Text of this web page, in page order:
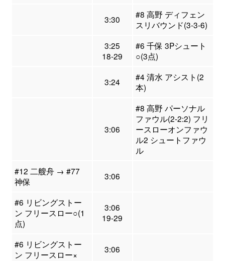
3:30
#8 高野 ディフェン
スリバウンド(3-3-6)
3:25
18-29
#6 千保 3Pシュート
○(3点)
3:24
#4 清水 アシスト(2
本)
3:06
#8 高野 パーソナル
ファウル(2-2:2) フリ
ースローオンファウ
ル2 シュートファウ
ル
#12 二艘舟 → #77
神保
3:06
#6 リビングストー
ン フリースロー○(1
点)
3:06
19-29
#6 リビングストー
ン フリースロー×
3:06